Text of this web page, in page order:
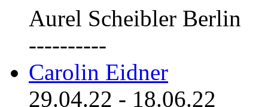
Aurel Scheibler Berlin
----------
Carolin Eidner
29.04.22 - 18.06.22